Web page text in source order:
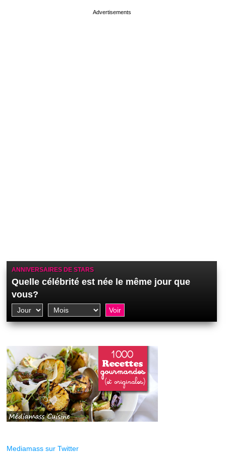
ANNIVERSAIRES DE STARS
Quelle célébrité est née le même jour que
vous?
Mediamass sur Twitter